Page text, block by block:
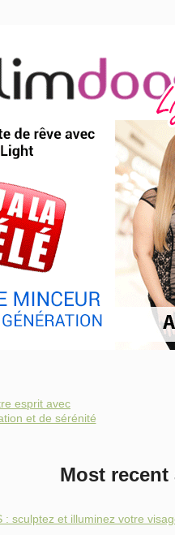
esprit avec
et de sérénité
Most recent
: sculptez et illuminez votre